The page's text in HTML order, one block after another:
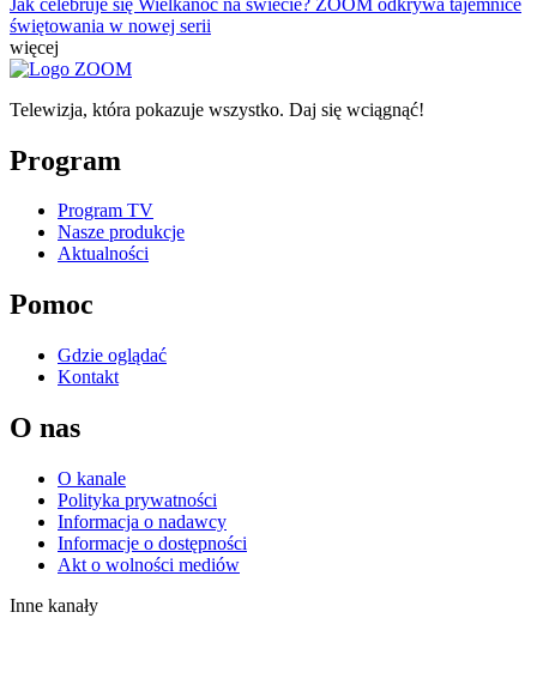
świętowania w nowej serii
więcej
Telewizja, która pokazuje wszystko. Daj się wciągnąć!
Program
Program TV
Nasze produkcje
Aktualności
Pomoc
Gdzie oglądać
Kontakt
O nas
O kanale
Polityka prywatności
Informacja o nadawcy
Informacje o dostępności
Akt o wolności mediów
Inne kanały